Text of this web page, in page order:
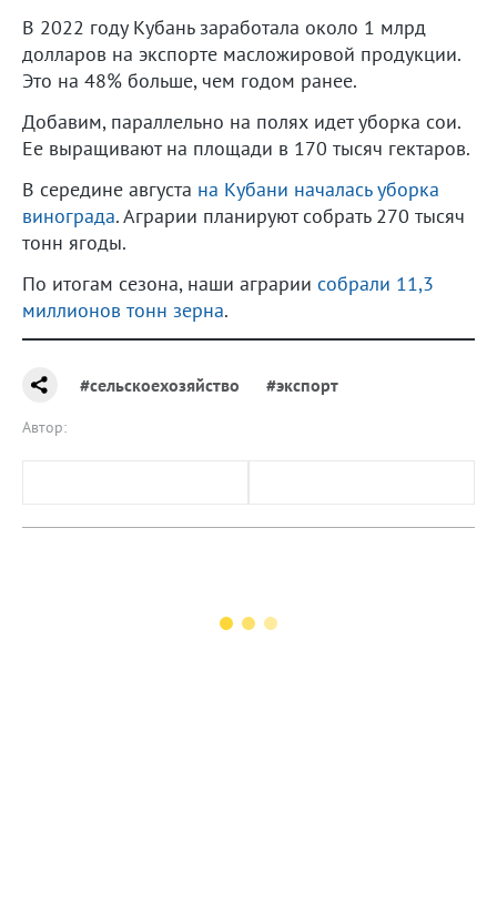
В 2022 году Кубань заработала около 1 млрд
долларов на экспорте масложировой продукции.
Это на 48% больше, чем годом ранее.
Добавим, параллельно на полях идет уборка сои.
Ее выращивают на площади в 170 тысяч гектаров.
В середине августа на Кубани началась уборка
винограда. Аграрии планируют собрать 270 тысяч
тонн ягоды.
По итогам сезона, наши аграрии собрали 11,3
миллионов тонн зерна.
#сельскоехозяйство #экспорт
Автор: